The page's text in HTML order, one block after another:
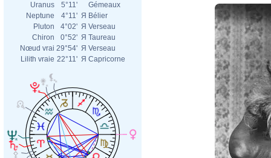
Uranus
5°11'
Gémeaux
Neptune
4°11' Я Bélier
Pluton
4°02' Я Verseau
Chiron
0°52' Я Taureau
Nœud vrai 29°54' Я Verseau
Lilith vraie 22°11' Я Capricorne